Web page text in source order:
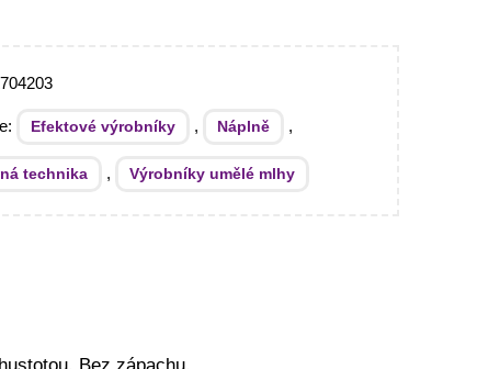
Efektové výrobníky , Náplně ,
technika , Výrobníky umělé mlhy